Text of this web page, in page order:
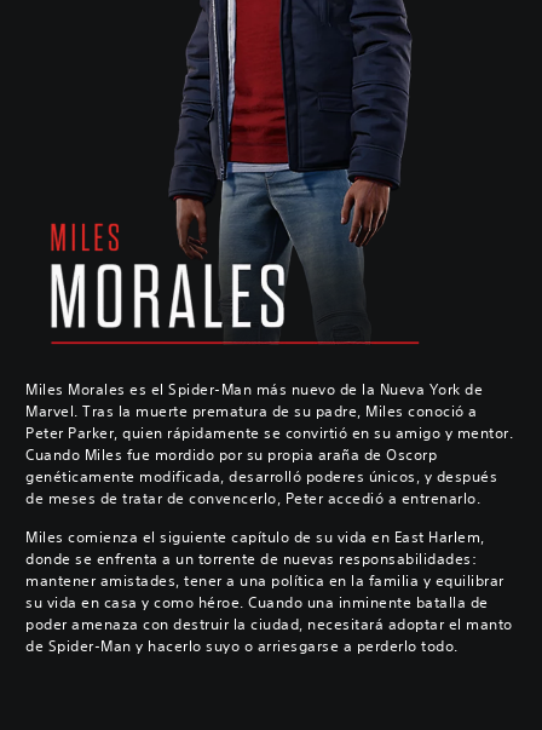
Miles Morales es el Spider-Man más nuevo de la Nueva York de
Marvel. Tras la muerte prematura de su padre, Miles conoció a
Peter Parker, quien rápidamente se convirtió en su amigo y mentor.
Cuando Miles fue mordido por su propia araña de Oscorp
genéticamente modificada, desarrolló poderes únicos, y después
de meses de tratar de convencerlo, Peter accedió a entrenarlo.
Miles comienza el siguiente capítulo de su vida en East Harlem,
donde se enfrenta a un torrente de nuevas responsabilidades:
mantener amistades, tener a una política en la familia y equilibrar
su vida en casa y como héroe. Cuando una inminente batalla de
poder amenaza con destruir la ciudad, necesitará adoptar el manto
de Spider-Man y hacerlo suyo o arriesgarse a perderlo todo.